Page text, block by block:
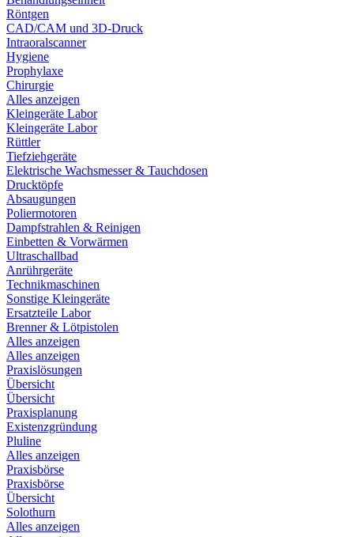
Röntgen
CAD/CAM und 3D-Druck
Intraoralscanner
Hygiene
Prophylaxe
Chirurgie
Alles anzeigen
Kleingeräte Labor
Kleingeräte Labor
Rüttler
Tiefziehgeräte
Elektrische Wachsmesser & Tauchdosen
Drucktöpfe
Absaugungen
Poliermotoren
Dampfstrahlen & Reinigen
Einbetten & Vorwärmen
Ultraschallbad
Anrührgeräte
Technikmaschinen
Sonstige Kleingeräte
Ersatzteile Labor
Brenner & Lötpistolen
Alles anzeigen
Alles anzeigen
Praxislösungen
Übersicht
Übersicht
Praxisplanung
Existenzgründung
Pluline
Alles anzeigen
Praxisbörse
Praxisbörse
Übersicht
Solothurn
Alles anzeigen